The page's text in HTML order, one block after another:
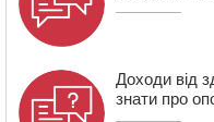
Доходи від
знати про